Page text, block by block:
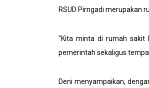
RSUD Pirngadi merupakan
"Kita minta di rumah sakit
pemerintah sekaligus
Deni menyampaikan,